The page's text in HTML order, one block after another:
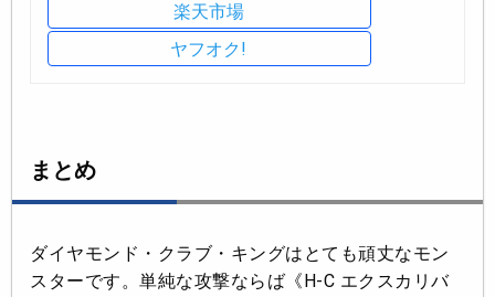
楽天市場
ヤフオク!
まとめ
ダイヤモンド・クラブ・キングはとても頑丈なモン
スターです。単純な攻撃ならば《H-C エクスカリバ